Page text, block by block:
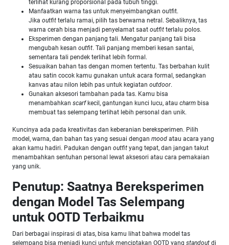
terlihat kurang proporsional pada tubuh tinggi.
Manfaatkan warna tas untuk menyeimbangkan outfit.
Jika outfit terlalu ramai, pilih tas berwarna netral. Sebaliknya, tas
warna cerah bisa menjadi penyelamat saat outfit terlalu polos.
Eksperimen dengan panjang tali. Mengatur panjang tali bisa
mengubah kesan outfit. Tali panjang memberi kesan santai,
sementara tali pendek terlihat lebih formal.
Sesuaikan bahan tas dengan momen tertentu. Tas berbahan kulit
atau satin cocok kamu gunakan untuk acara formal, sedangkan
kanvas atau nilon lebih pas untuk kegiatan outdoor.
Gunakan aksesori tambahan pada tas. Kamu bisa
menambahkan scarfkecil, gantungan kunci lucu, atau charm bisa
membuat tas selempang terlihat lebih personal dan unik.
Kuncinya ada pada kreativitas dan keberanian bereksperimen. Pilih
model, warna, dan bahan tas yang sesuai dengan mood atau acara yang
akan kamu hadiri. Padukan dengan outfit yang tepat, dan jangan takut
menambahkan sentuhan personal lewat aksesori atau cara pemakaian
yang unik.
Penutup: Saatnya Bereksperimen
dengan Model Tas Selempang
untuk OOTD Terbaikmu
Dari berbagai inspirasi di atas, bisa kamu lihat bahwa model tas
selempang bisa menjadi kunci untuk menciptakan OOTD yang standout di